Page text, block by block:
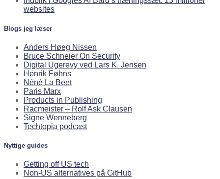
websites
Blogs jeg læser
Anders Høeg Nissen
Bruce Schneier On Security
Digital Ugerevy ved Lars K. Jensen
Henrik Føhns
Néné La Beet
Paris Marx
Products in Publishing
Racmeister – Rolf Ask Clausen
Signe Wenneberg
Techtopia podcast
Nyttige guides
Getting off US tech
Non-US alternatives på GitHub